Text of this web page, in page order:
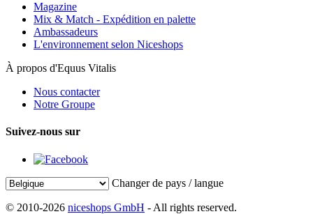
Magazine
Mix & Match - Expédition en palette
Ambassadeurs
L'environnement selon Niceshops
À propos d'Equus Vitalis
Nous contacter
Notre Groupe
Suivez-nous sur
Changer de pays / langue
© 2010-2026 niceshops GmbH - All rights reserved.